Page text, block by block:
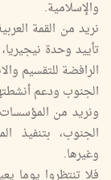
والإسلامية.
تأييد وحدة
الرافضة للتقسيم
الجنوب ودعم
ونريد من المؤسسات
الجنوب، بتنفيذ
وغيرها.
فلا تنتظروا يوما